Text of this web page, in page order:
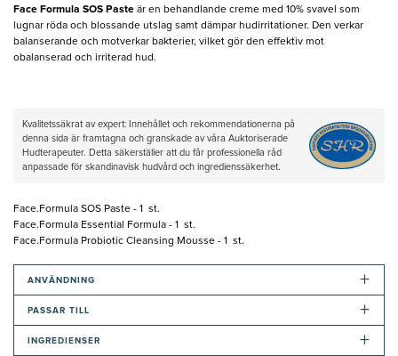
Face Formula SOS Paste är en behandlande creme med 10% svavel som
lugnar röda och blossande utslag samt dämpar hudirritationer. Den verkar
balanserande och motverkar bakterier, vilket gör den effektiv mot
obalanserad och irriterad hud.
Kvalitetssäkrat av expert: Innehållet och rekommendationerna på
denna sida är framtagna och granskade av våra Auktoriserade
Hudterapeuter. Detta säkerställer att du får professionella råd
anpassade för skandinavisk hudvård och ingredienssäkerhet.
Face.Formula SOS Paste - 1 st.
Face.Formula Essential Formula - 1 st.
Face.Formula Probiotic Cleansing Mousse - 1 st.
ANVÄNDNING +
PASSAR TILL +
INGREDIENSER +